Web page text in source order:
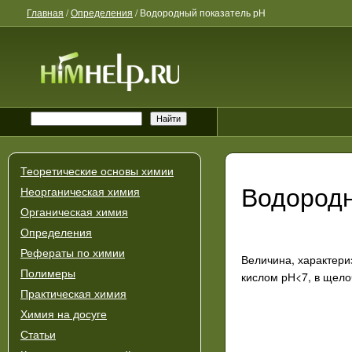
Главная /Определения /Водородный показатель рН
Теоретические основы химии
Неорганическая химия
Органическая химия
Определения
Рефераты по химии
Полимеры
Практическая химия
Химия на досуге
Статьи
Величина,
кислом рН<7, в